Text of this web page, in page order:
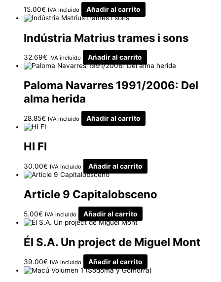
15.00€ IVA incluido Añadir al carrito
Indústria Matrius trames i sons
32.69€ IVA incluido Añadir al carrito
Paloma Navarres 1991/2006: Del
alma herida
28.85€ IVA incluido Añadir al carrito
HI FI
30.00€ IVA incluido Añadir al carrito
Article 9 Capitalobsceno
5.00€ IVA incluido Añadir al carrito
Él S.A. Un project de Miguel Mont
39.00€ IVA incluido Añadir al carrito